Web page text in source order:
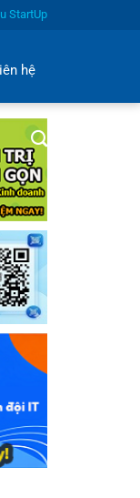
StartUp
hệ